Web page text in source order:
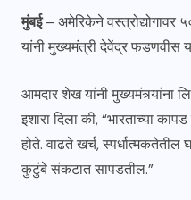
मुंबई– अमेरिकेने वस्त्रोद्योगावर
यांनी मुख्यमंत्री देवेंद्र फडणवीस
आमदार शेख यांनी मुख्यमंत्र्यांना
इशारा दिला की, “भारताच्या
होते. वाढते खर्च, स्पर्धात्मकतेतील
कुटुंबे संकटात सापडतील.”